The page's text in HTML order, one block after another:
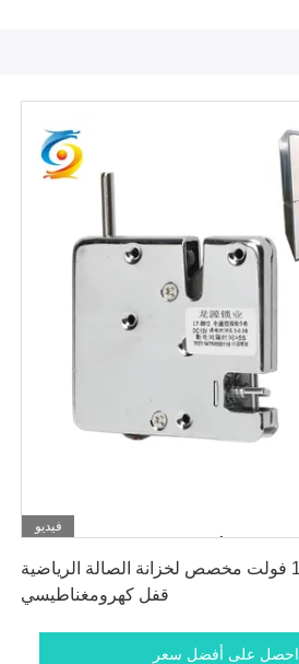
فيديو
قفل خزانة ذكي 12 فولت مخصص لخزانة الصالة الرياضية
قفل كهرومغناطيسي
احصل على أفضل سعر